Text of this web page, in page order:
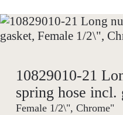
10829010-21
spring hose incl.
Female 1/2\", Chrome"